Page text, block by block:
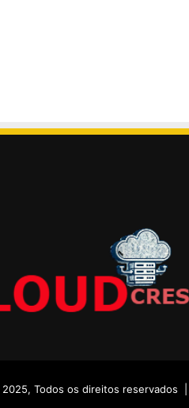
Todos os direitos reservados |